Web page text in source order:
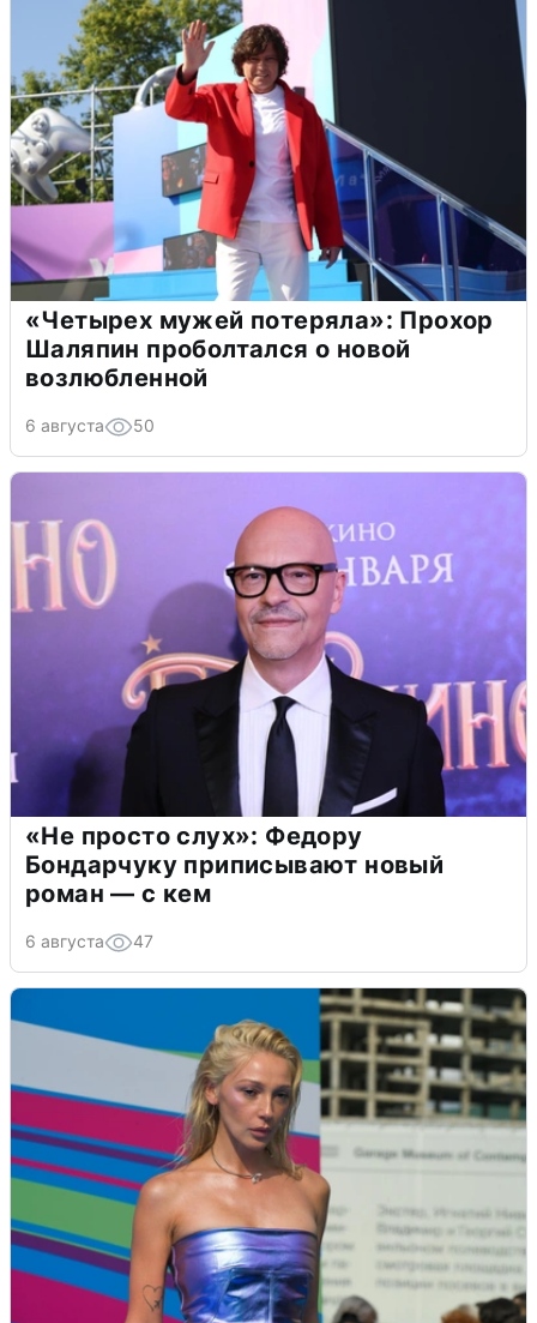
«Четырех мужей потеряла»: Прохор
Шаляпин проболтался о новой
возлюбленной
6 августа 50
«Не просто слух»: Федору
Бондарчуку приписывают новый
роман — с кем
6 августа 47